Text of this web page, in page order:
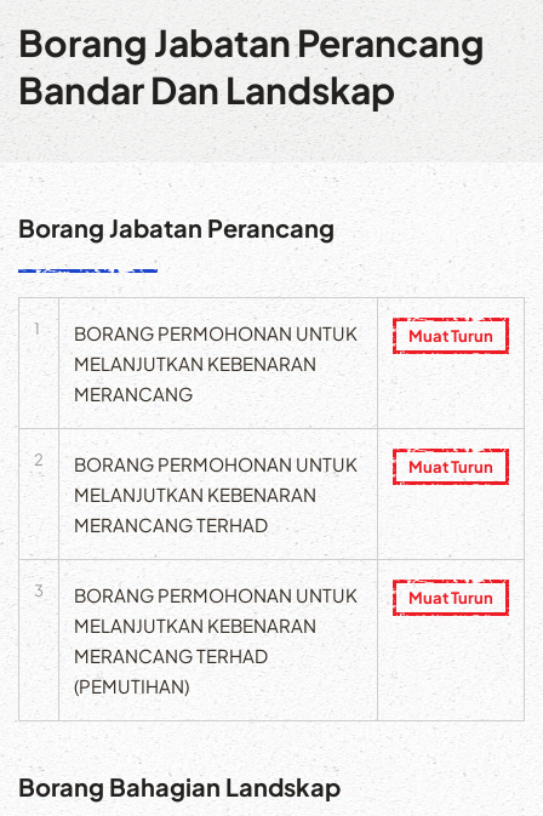
Borang Jabatan Perancang
Bandar Dan Landskap
Borang Jabatan Perancang
1
BORANG PERMOHONAN UNTUK
MELANJUTKAN KEBENARAN
MERANCANG
Muat Turun
2
BORANG PERMOHONAN UNTUK
MELANJUTKAN KEBENARAN
MERANCANG TERHAD
Muat Turun
3
BORANG PERMOHONAN UNTUK
MELANJUTKAN KEBENARAN
MERANCANG TERHAD
(PEMUTIHAN)
Muat Turun
Borang Bahagian Landskap